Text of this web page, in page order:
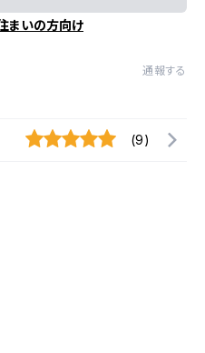
まいの方向け
通報する
(9)